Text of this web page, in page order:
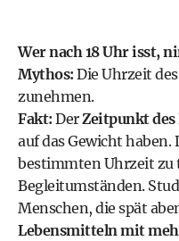
Wer nach 18 Uhr isst,
Mythos: Die Uhrzeit
zunehmen.
Fakt: DerZeitpunkt des
auf das Gewicht
bestimmten Uhrzeit zu
Begleitumständen.
Menschen, die spät
Lebensmitteln mit